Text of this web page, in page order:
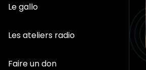
Le gallo
Les ateliers radio
Faire un don